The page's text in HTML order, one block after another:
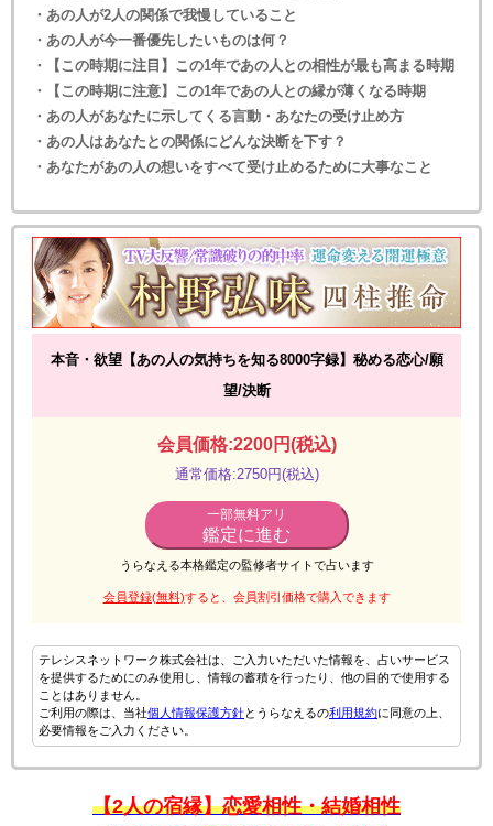
・あの人が2人の関係で我慢していること
・あの人が今一番優先したいものは何？
・【この時期に注目】この1年であの人との相性が最も高まる時期
・【この時期に注意】この1年であの人との縁が薄くなる時期
・あの人があなたに示してくる言動・あなたの受け止め方
・あの人はあなたとの関係にどんな決断を下す？
・あなたがあの人の想いをすべて受け止めるために大事なこと
本音・欲望【あの人の気持ちを知る8000字録】秘める恋心/願
望/決断
会員価格:2200円(税込)
通常価格:2750円(税込)
一部無料アリ
鑑定に進む
うらなえる本格鑑定の監修者サイトで占います
会員登録(無料)すると、会員割引価格で購入できます
テレシスネットワーク株式会社は、ご入力いただいた情報を、占いサービス
を提供するためにのみ使用し、情報の蓄積を行ったり、他の目的で使用する
ことはありません。
ご利用の際は、当社個人情報保護方針とうらなえるの利用規約に同意の上、
必要情報をご入力ください。
【2人の宿縁】恋愛相性・結婚相性